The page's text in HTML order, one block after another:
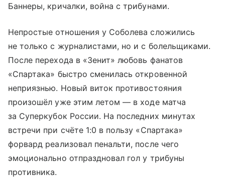
Баннеры, кричалки, война с трибунами.
Непростые отношения у Соболева сложились
не только с журналистами, но и с болельщиками.
После перехода в «Зенит» любовь фанатов
«Спартака» быстро сменилась откровенной
неприязнью. Новый виток противостояния
произошёл уже этим летом — в ходе матча
за Суперкубок России. На последних минутах
встречи при счёте 1:0 в пользу «Спартака»
форвард реализовал пенальти, после чего
эмоционально отпраздновал гол у трибуны
противника.